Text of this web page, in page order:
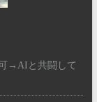
→AIと共闘して